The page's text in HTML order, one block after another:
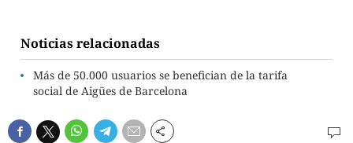
Noticias relacionadas
Más de 50.000 usuarios se benefician de la tarifa
social de Aigües de Barcelona